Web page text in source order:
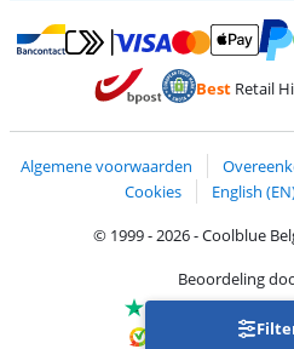
Betalen met Bancontact
Betalen met MasterCard en Visa
BestRetail
Algemene voorwaarden
Cookies
English
© 1999 - 2026 - Coolblue
Beoordeling
Trustpilot 4/5-
Kiyoh 9.1/10-